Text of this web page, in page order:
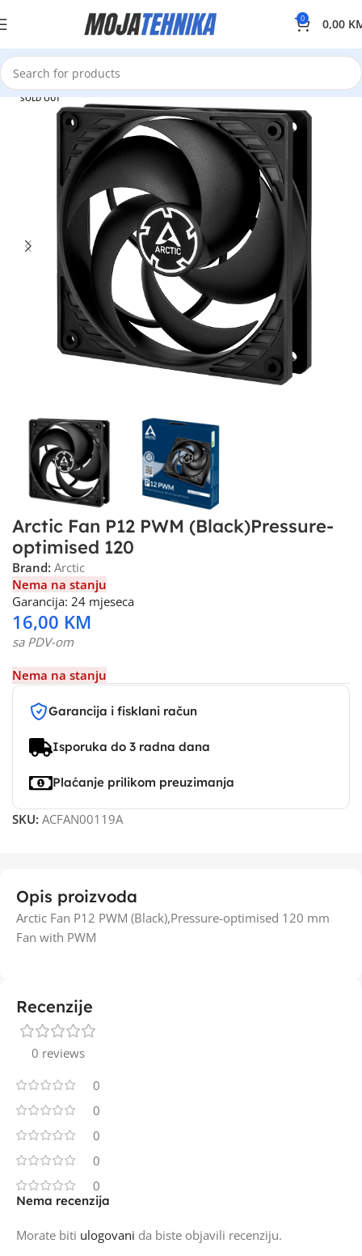
0 0,00
SOLD OUT
Arctic Fan P12 PWM (Black)Pressure-
optimised 120
Brand: Arctic
Nema na stanju
Garancija: 24 mjeseca
16,00 KM
sa PDV-om
Nema na stanju
Garancija i fisklani račun
Isporuka do 3 radna dana
Plaćanje prilikom preuzimanja
SKU: ACFAN00119A
Opis proizvoda
Arctic Fan P12 PWM (Black),Pressure-optimised 120 mm
Fan with PWM
Recenzije
0 reviews
0
0
0
0
0
Nema recenzija
Morate biti ulogovani da biste objavili recenziju.